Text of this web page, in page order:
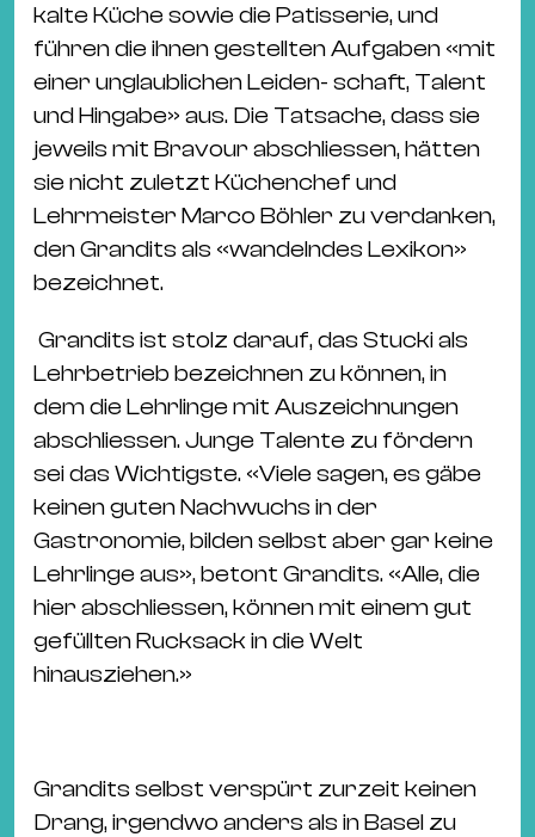
kalte Küche sowie die Patisserie, und
führen die ihnen gestellten Aufgaben «mit
einer unglaublichen Leiden- schaft, Talent
und Hingabe» aus. Die Tatsache, dass sie
jeweils mit Bravour abschliessen, hätten
sie nicht zuletzt Küchenchef und
Lehrmeister Marco Böhler zu verdanken,
den Grandits als «wandelndes Lexikon»
bezeichnet.
Grandits ist stolz darauf, das Stucki als
Lehrbetrieb bezeichnen zu können, in
dem die Lehrlinge mit Auszeichnungen
abschliessen. Junge Talente zu fördern
sei das Wichtigste. «Viele sagen, es gäbe
keinen guten Nachwuchs in der
Gastronomie, bilden selbst aber gar keine
Lehrlinge aus», betont Grandits. «Alle, die
hier abschliessen, können mit einem gut
gefüllten Rucksack in die Welt
hinausziehen.»
Grandits selbst verspürt zurzeit keinen
Drang, irgendwo anders als in Basel zu